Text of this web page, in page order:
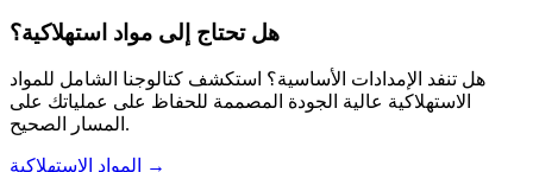
هل تحتاج إلى مواد استهلاكية؟
هل تنفد الإمدادات الأساسية؟ استكشف كتالوجنا الشامل للمواد
الاستهلاكية عالية الجودة المصممة للحفاظ على عملياتك على
المسار الصحيح.
المواد الاستهلاكية →